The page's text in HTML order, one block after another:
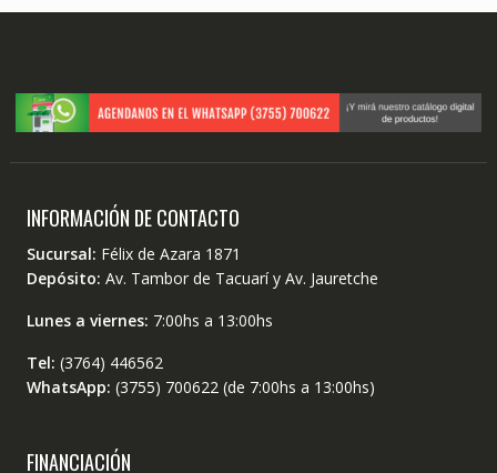
INFORMACIÓN DE CONTACTO
Sucursal: Félix de Azara 1871
Depósito: Av. Tambor de Tacuarí y Av. Jauretche
Lunes a viernes: 7:00hs a 13:00hs
Tel: (3764) 446562
WhatsApp: (3755) 700622 (de 7:00hs a 13:00hs)
FINANCIACIÓN